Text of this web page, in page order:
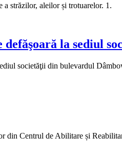
a străzilor, aleilor și
la sediul
societăţii din bulevardul
din Centrul de Abilitare și